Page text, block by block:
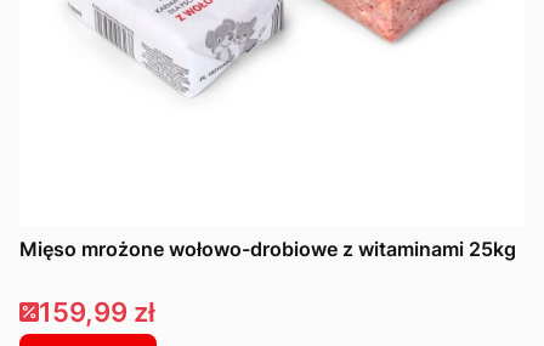
Mięso mrożone wołowo-drobiowe z witaminami 25kg
Cena promocyjna
159,99 zł